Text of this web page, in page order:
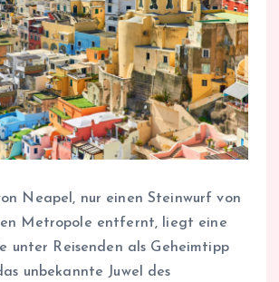
Neapel, nur einen Steinwurf von
Metropole entfernt, liegt eine
unter Reisenden als Geheimtipp
unbekannte Juwel des